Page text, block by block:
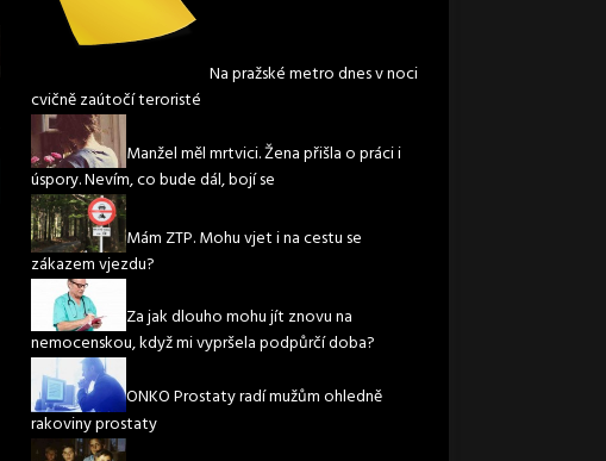
Na pražské metro dnes v noci
cvičně zaútočí teroristé
Manžel měl mrtvici. Žena přišla o práci i
úspory. Nevím, co bude dál, bojí se
Mám ZTP. Mohu vjet i na cestu se
zákazem vjezdu?
Za jak dlouho mohu jít znovu na
nemocenskou, když mi vypršela podpůrčí doba?
ONKO Prostaty radí mužům ohledně
rakoviny prostaty